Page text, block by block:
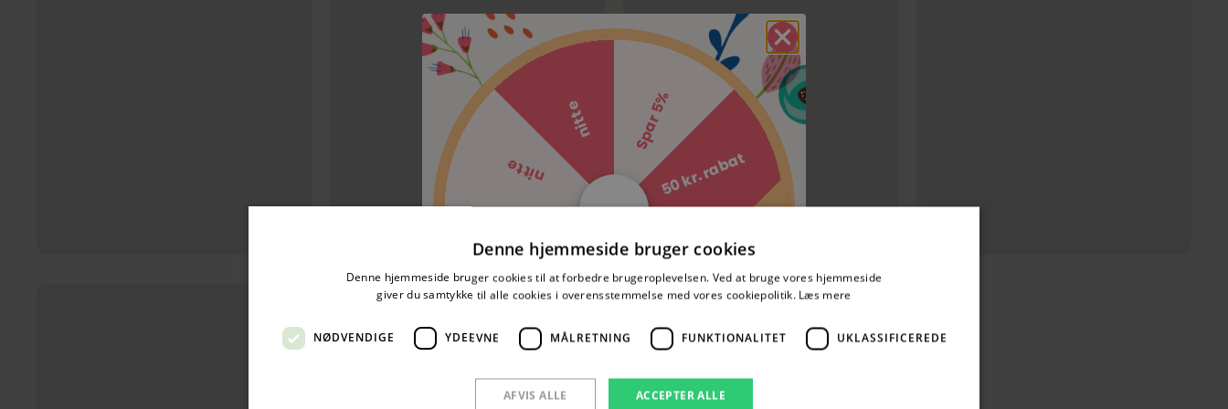
Tilføj til kurv
Denne hjemmeside bruger cookies
Denne hjemmeside bruger cookies til at forbedre brugeroplevelsen. Ved at bruge vores hjemmeside
giver du samtykke til alle cookies i overensstemmelse med vores cookiepolitik. Læs mere
NØDVENDIGE YDEEVNE MÅLRETNING FUNKTIONALITET UKLASSIFICEREDE
ACCEPTER ALLE
AFVIS ALLE
Spar 5%
50 kr. rabat
nitte
nitte
Spar 5%
50 kr. rabat
nitte
nitte